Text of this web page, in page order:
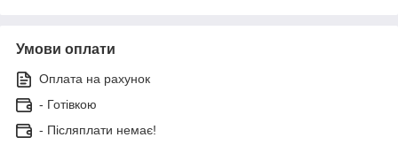
Умови оплати
Оплата на рахунок
- Готівкою
- Післяплати немає!